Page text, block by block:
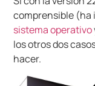
comprensible
sistema operativo
los otros dos
hacer.